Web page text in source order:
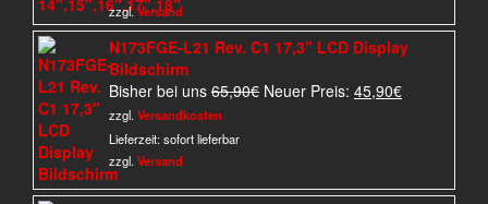
zzgl. Versand
N173FGE-L21 Rev. C1 17,3" LCD Display
Bildschirm
Bisher bei uns 65,90€ Ursprünglicher
Neuer Preis: 45,90€Aktueller
zzgl. Versandkosten
Lieferzeit:sofort lieferbar
zzgl. Versand